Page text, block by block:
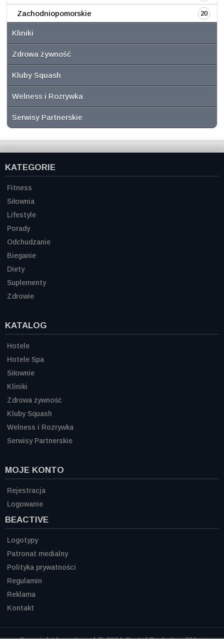
Zachodniopomorskie 20
Kliniki
Zdrowa żywność
Kluby Squash
Welness i Rozrywka
Serwisy Partnerskie
KATEGORIE
Fitness
Siłownia
Lifestyle
Porady
Odchudzanie
Bieganie
Diety
Suplementy
Zdrowie
KATALOG
Hotele
Hotele Spa
Siłownie
Kliniki
Zdrowa żywność
Kluby Squash
Welness i Rozrywka
Serwisy Partnerskie
MOJE KONTO
Rejestracja
Logowanie
BEACTIVE
Logotypy
Patronat medialny
Polityka prywatności
Regulamin
Reklama
Kontakt